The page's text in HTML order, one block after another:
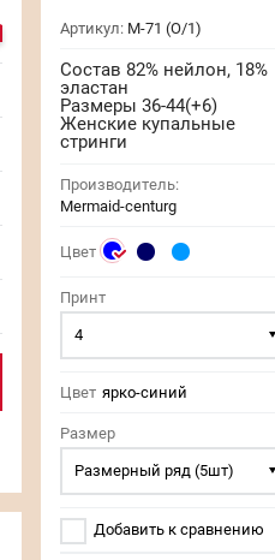
Артикул: М-71 (О/1)
Состав 82% нейлон, 18%
эластан
Размеры 36-44(+6)
Женские купальные
стринги
Производитель:
Mermaid-centurg
Цвет
Принт
4
Цвет ярко-синий
Размер
Размерный ряд (5шт)
Добавить к сравнению